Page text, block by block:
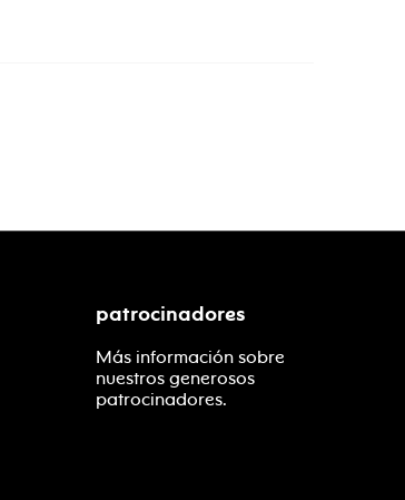
patrocinadores
Más información sobre
nuestros generosos
patrocinadores.